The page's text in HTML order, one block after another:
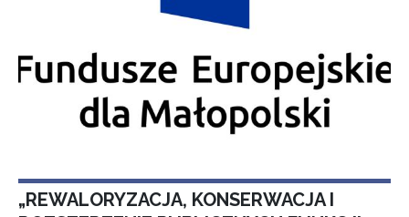
„REWALORYZACJA, KONSERWACJA I